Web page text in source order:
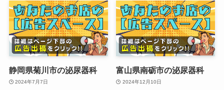
静岡県菊川市の泌尿器科
2024年7月7日
富山県南砺市の泌尿器科
2024年12月10日